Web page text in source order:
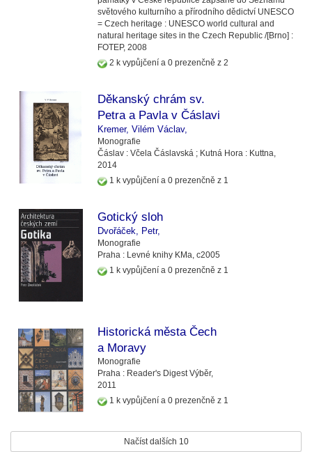
světového kulturního a přírodního dědictví UNESCO
= Czech heritage : UNESCO world cultural and
natural heritage sites in the Czech Republic /[Brno] :
FOTEP, 2008
2 k vypůjčení a 0 prezenčně z 2
Děkanský chrám sv.
Petra a Pavla v Čáslavi
Kremer, Vilém Václav,
Monografie
Čáslav : Včela Čáslavská ; Kutná Hora : Kuttna,
2014
1 k vypůjčení a 0 prezenčně z 1
Gotický sloh
Dvořáček, Petr,
Monografie
Praha : Levné knihy KMa, c2005
1 k vypůjčení a 0 prezenčně z 1
Historická města Čech
a Moravy
Monografie
Praha : Reader's Digest Výběr,
2011
1 k vypůjčení a 0 prezenčně z 1
Načíst dalších 10